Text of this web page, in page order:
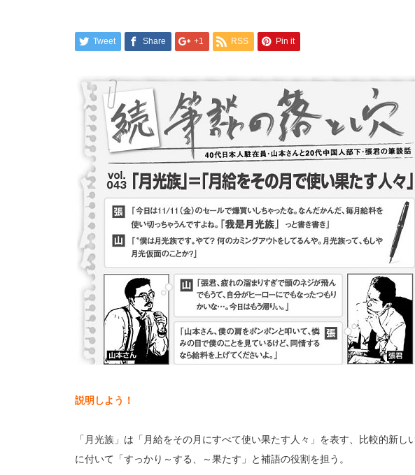
Tweet Share +1 RSS Pin it
説明しよう！
「月光族」は「月給をその月にすべて使い果たす人々」を表す、比較的新
に付いて「すっかり～する、～果たす」と補語の役割を担う。